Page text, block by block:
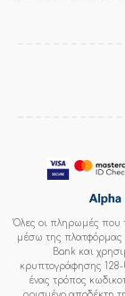
Όλες οι πληρωμές που
μέσω της πλατφόρμας
Bank και
κρυπτογράφησης 128-
ένας τρόπος